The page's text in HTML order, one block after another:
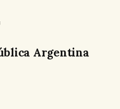
Argentina